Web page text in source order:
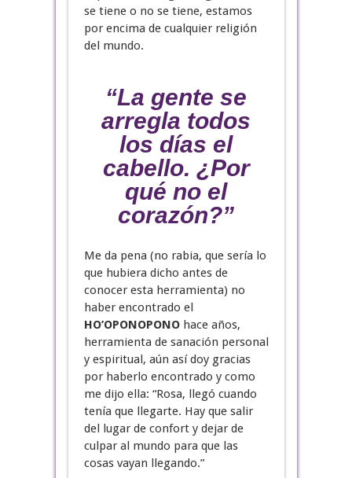
se tiene o no se tiene, estamos
por encima de cualquier religión
del mundo.
“La gente se
arregla todos
los días el
cabello. ¿Por
qué no el
corazón?”
Me da pena (no rabia, que sería lo
que hubiera dicho antes de
conocer esta herramienta) no
haber encontrado el
HO’OPONOPONOhace años,
herramienta de sanación personal
y espiritual, aún así doy gracias
por haberlo encontrado y como
me dijo ella: “Rosa, llegó cuando
tenía que llegarte. Hay que salir
del lugar de confort y dejar de
culpar al mundo para que las
cosas vayan llegando.”